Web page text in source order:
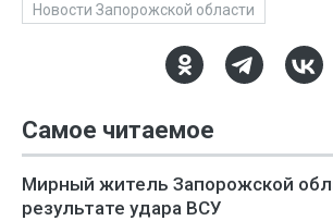
Новости Запорожской области
Самое читаемое
Мирный житель Запорожской
результате удара ВСУ